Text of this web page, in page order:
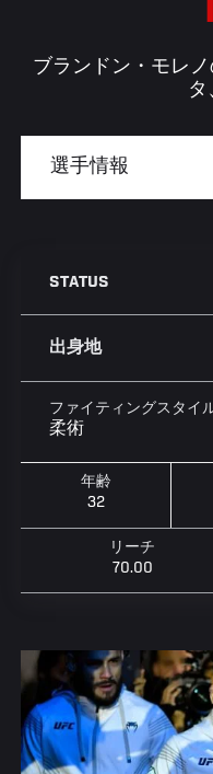
ブランドン・モレ
タ
STATUS
出身地
ファイティングスタイ
柔術
年齢
32
リーチ
70.00